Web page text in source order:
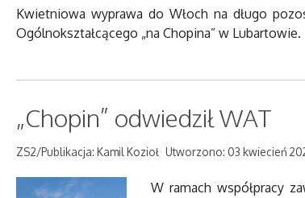
Kwietniowa wyprawa do Włoch na długo
Ogólnokształcącego „na Chopina” w Lubartowie.
„Chopin” odwiedził WAT
ZS2/Publikacja: Kamil Kozioł Utworzono: 03 kwiecień
W ramach współpracy